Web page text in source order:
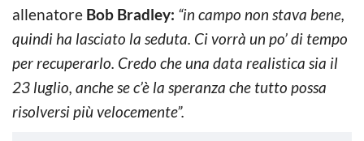
allenatore Bob Bradley: “in campo non stava bene,
quindi ha lasciato la seduta. Ci vorrà un po’ di tempo
per recuperarlo. Credo che una data realistica sia il
23 luglio, anche se c’è la speranza che tutto possa
risolversi più velocemente”.